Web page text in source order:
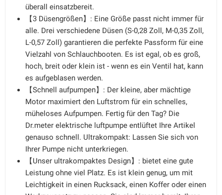
überall einsatzbereit.
【3 Düsengrößen】: Eine Größe passt nicht immer für
alle. Drei verschiedene Düsen (S-0,28 Zoll, M-0,35 Zoll,
L-0,57 Zoll) garantieren die perfekte Passform für eine
Vielzahl von Schlauchbooten. Es ist egal, ob es groß,
hoch, breit oder klein ist - wenn es ein Ventil hat, kann
es aufgeblasen werden.
【Schnell aufpumpen】: Der kleine, aber mächtige
Motor maximiert den Luftstrom für ein schnelles,
müheloses Aufpumpen. Fertig für den Tag? Die
Dr.meter elektrische luftpumpe entlüftet Ihre Artikel
genauso schnell. Ultrakompakt: Lassen Sie sich von
Ihrer Pumpe nicht unterkriegen.
【Unser ultrakompaktes Design】: bietet eine gute
Leistung ohne viel Platz. Es ist klein genug, um mit
Leichtigkeit in einen Rucksack, einen Koffer oder einen